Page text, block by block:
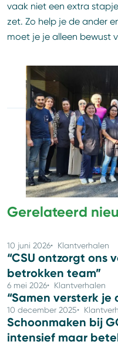
vaak niet een extra
zet. Zo help je de ander
moet je je alleen bewust
Artikel
Gerelateerd
10 juni 2026 Klantverhalen
“CSU ontzorgt ons
betrokken team”
6 mei 2026 Klantverhalen
“Samen versterk je
10 december 2025
Schoonmaken bij
intensief maar